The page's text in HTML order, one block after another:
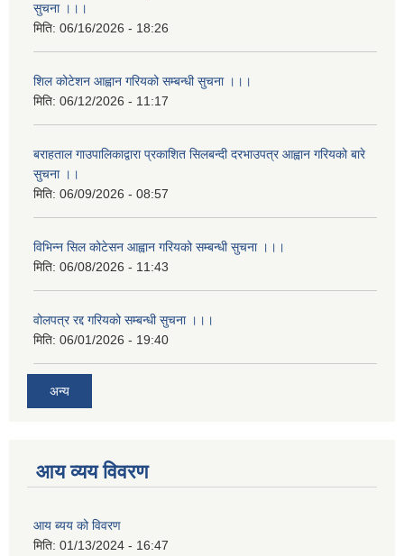
सुचना ।।।
मिति: 06/16/2026 - 18:26
शिल कोटेशन आह्वान गरियको सम्बन्धी सुचना ।।।
मिति: 06/12/2026 - 11:17
बराहताल गाउपालिकाद्वारा प्रकाशित सिलबन्दी दरभाउपत्र आह्वान गरियको बारे
सुचना ।।
मिति: 06/09/2026 - 08:57
विभिन्न सिल कोटेसन आह्वान गरियको सम्बन्धी सुचना ।।।
मिति: 06/08/2026 - 11:43
वोलपत्र रद्द गरियको सम्बन्धी सुचना ।।।
मिति: 06/01/2026 - 19:40
अन्य
आय व्यय विवरण
आय ब्यय को विवरण
मिति: 01/13/2024 - 16:47